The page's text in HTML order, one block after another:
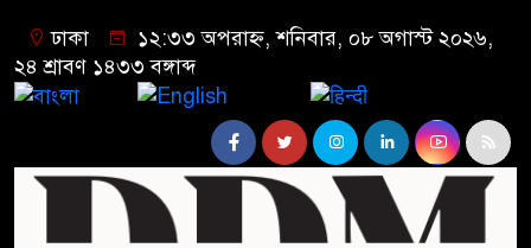
ঢাকা
১২:৩৩ অপরাহ্ন, শনিবার, ০৮ অগাস্ট ২০২৬,
২৪ শ্রাবণ ১৪৩৩ বঙ্গাব্দ